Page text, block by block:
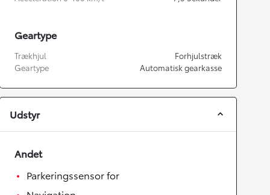
Geartype
Trækhjul
Forhjulstræk
Geartype
Automatisk gearkasse
Udstyr
Andet
Parkeringssensor for